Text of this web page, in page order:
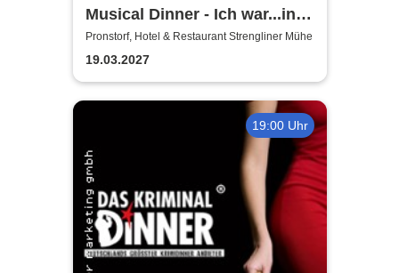
Musical Dinner - Ich war...in
NY Special
Pronstorf, Hotel & Restaurant Strengliner Mühe
19.03.2027
19:00 Uhr